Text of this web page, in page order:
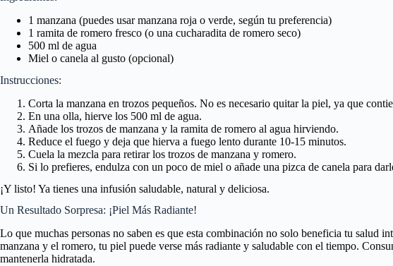
1 manzana (puedes usar manzana roja o verde, según tu preferencia)
1 ramita de romero fresco (o una cucharadita de romero seco)
500 ml de agua
Miel o canela al gusto (opcional)
Instrucciones:
Corta la manzana en trozos pequeños. No es necesario quitar la piel, ya que
En una olla, hierve los 500 ml de agua.
Añade los trozos de manzana y la ramita de romero al agua hirviendo.
Reduce el fuego y deja que hierva a fuego lento durante 10-15 minutos.
Cuela la mezcla para retirar los trozos de manzana y romero.
Si lo prefieres, endulza con un poco de miel o añade una pizca de canela para
¡Y listo! Ya tienes una infusión saludable, natural y deliciosa.
Un Resultado Sorpresa: ¡Piel Más Radiante!
Lo que muchas personas no saben es que esta combinación no solo beneficia tu salud
manzana y el romero, tu piel puede verse más radiante y saludable con el tiempo.
mantenerla hidratada.